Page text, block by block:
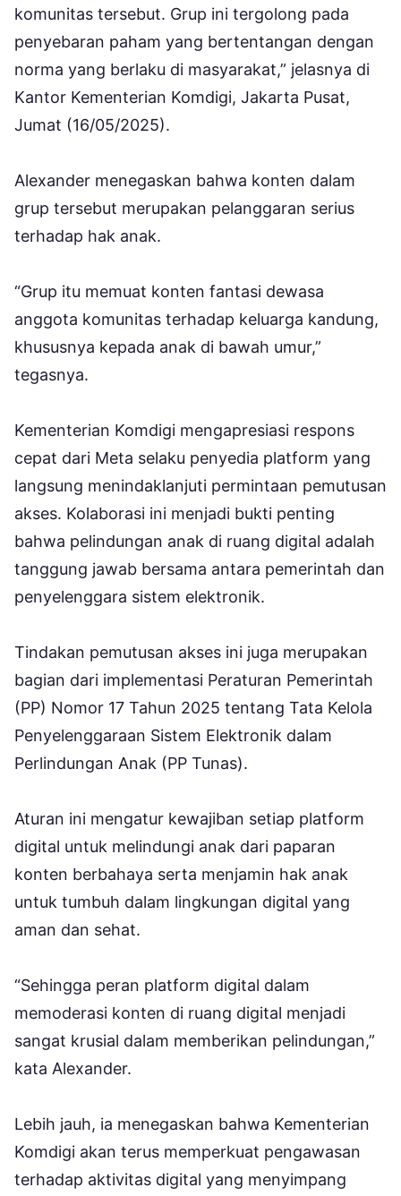
komunitas tersebut. Grup ini tergolong pada
penyebaran paham yang bertentangan dengan
norma yang berlaku di masyarakat,” jelasnya di
Kantor Kementerian Komdigi, Jakarta Pusat,
Jumat (16/05/2025).
Alexander menegaskan bahwa konten dalam
grup tersebut merupakan pelanggaran serius
terhadap hak anak.
“Grup itu memuat konten fantasi dewasa
anggota komunitas terhadap keluarga kandung,
khususnya kepada anak di bawah umur,”
tegasnya.
Kementerian Komdigi mengapresiasi respons
cepat dari Meta selaku penyedia platform yang
langsung menindaklanjuti permintaan pemutusan
akses. Kolaborasi ini menjadi bukti penting
bahwa pelindungan anak di ruang digital adalah
tanggung jawab bersama antara pemerintah dan
penyelenggara sistem elektronik.
Tindakan pemutusan akses ini juga merupakan
bagian dari implementasi Peraturan Pemerintah
(PP) Nomor 17 Tahun 2025 tentang Tata Kelola
Penyelenggaraan Sistem Elektronik dalam
Perlindungan Anak (PP Tunas).
Aturan ini mengatur kewajiban setiap platform
digital untuk melindungi anak dari paparan
konten berbahaya serta menjamin hak anak
untuk tumbuh dalam lingkungan digital yang
aman dan sehat.
“Sehingga peran platform digital dalam
memoderasi konten di ruang digital menjadi
sangat krusial dalam memberikan pelindungan,”
kata Alexander.
Lebih jauh, ia menegaskan bahwa Kementerian
Komdigi akan terus memperkuat pengawasan
terhadap aktivitas digital yang menyimpang